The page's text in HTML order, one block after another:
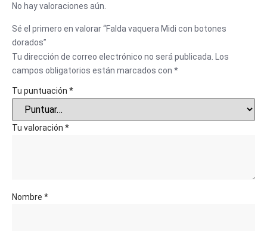
No hay valoraciones aún.
Sé el primero en valorar “Falda vaquera Midi con botones
dorados”
Tu dirección de correo electrónico no será publicada.
Los
campos obligatorios están marcados con *
Tu puntuación *
Tu valoración *
Nombre *